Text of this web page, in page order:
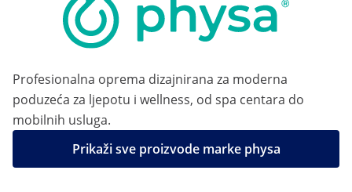
Profesionalna oprema dizajnirana za moderna
poduzeća za ljepotu i wellness, od spa centara do
mobilnih usluga.
Prikaži sve proizvode marke physa